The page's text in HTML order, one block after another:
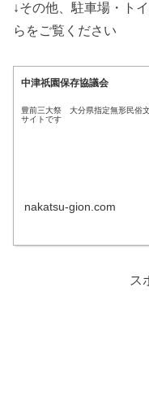
↓その他、駐車場・ト
らをご覧ください
中津祇園保存協議会
豊前三大祭 大分県指定無形民俗
サイトです
nakatsu-gion.com
ス